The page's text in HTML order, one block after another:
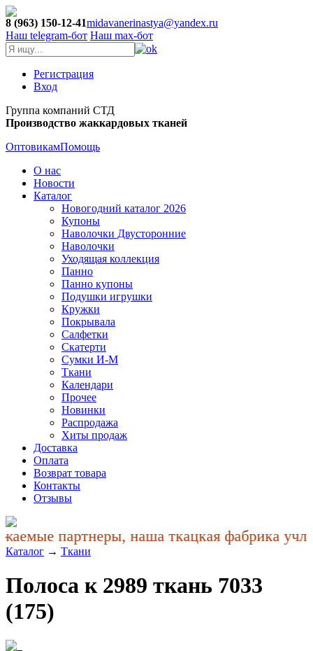
8 (963) 150-12-41midavanerinastya@yandex.ru
Наш telegram-бот Наш max-бот
Регистрация
Вход
Группа компаний СТД
Производство жаккардовых тканей
ОптовикамПомощь
О нас
Новости
Каталог
Новогодний каталог 2026
Купоны
Наволочки Двусторонние
Наволочки
Уходящая коллекция
Панно
Панно купоны
Подушки игрушки
Кружки
Покрывала
Салфетки
Скатерти
Сумки И-М
Ткани
Календари
Прочее
Новинки
Распродажа
Хиты продаж
Доставка
Оплата
Возврат товара
Контакты
Отзывы
партнеры, наша ткацкая фабрика
Каталог → Ткани
Полоса к 2989 ткань 7033
(175)